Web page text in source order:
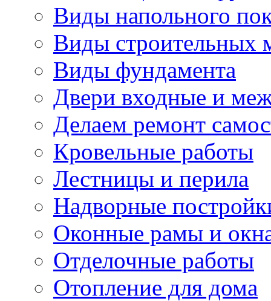
Виды напольного
Виды строительных
Виды фундамента
Двери входные и
Делаем ремонт
Кровельные работы
Лестницы и перила
Надворные
Оконные рамы и
Отделочные работы
Отопление для дома